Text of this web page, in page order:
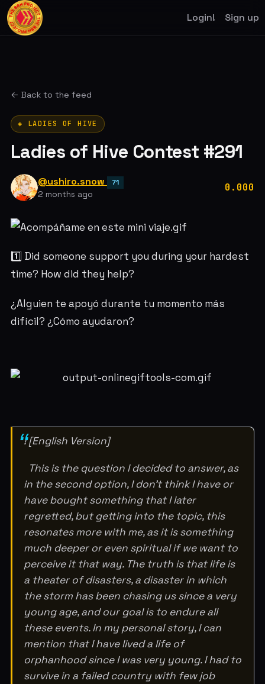
Login! Sign up
← Back to the feed
◈ LADIES OF HIVE
Ladies of Hive Contest #291
@ushiro.snow 71
2 months ago
0.000
1️⃣ Did someone support you during your hardest
time? How did they help?
¿Alguien te apoyó durante tu momento más
difícil? ¿Cómo ayudaron?
! [English Version]
This is the question I decided to answer, as
in the second option, I don't think I have or
have bought something that I later
regretted, but getting into the topic, this
resonates more with me, as it is something
much deeper or even spiritual if we want to
perceive it that way. The truth is that life is
a theater of disasters, a disaster in which
the storm has been chasing us since a very
young age, and our goal is to endure all
these events. In my personal story, I can
mention that I have lived a life of
orphanhood since I was very young. I had to
survive in a failed country with few job